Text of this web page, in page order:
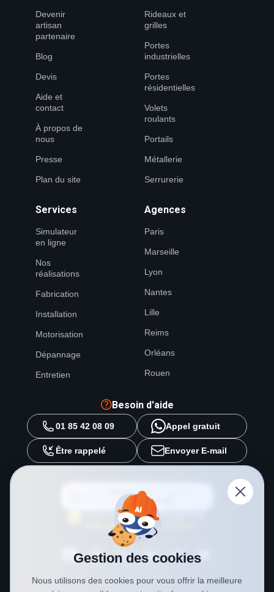
Devenir
artisan
partenaire
Blog
Devis
Aide et
contact
À propos de
nous
Presse
Plan du site
Rideaux et
grilles
Portes
industrielles
Portes
résidentielles
Volets
roulants
Portails
Métallerie
Serrurerie
Services
Simulateur
en ligne
Nos
réalisations
Fabrication
Installation
Motorisation
Dépannage
Entretien
Agences
Paris
Marseille
Lyon
Nantes
Lille
Reims
Orléans
Rouen
Besoin d'aide
01 85 42 08 09 Appel gratuit
Être rappelé Envoyer E-mail
METAL 2000
source préférée surGoogle
Gestion des cookies
Nous utilisons des cookies pour vous offrir la meilleure